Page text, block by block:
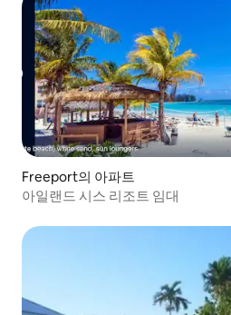
Freeport의 아파트
아일랜드 시스 리조트 임대